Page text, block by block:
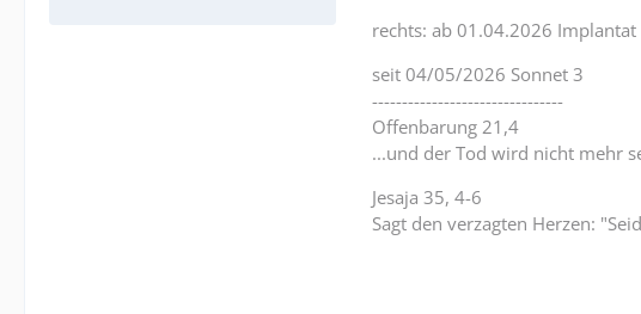
rechts: ab 01.04.2026 Implantat
seit 04/05/2026 Sonnet 3
--------------------------------
Offenbarung 21,4
...und der Tod wird nicht mehr
Jesaja 35, 4-6
Sagt den verzagten Herzen: